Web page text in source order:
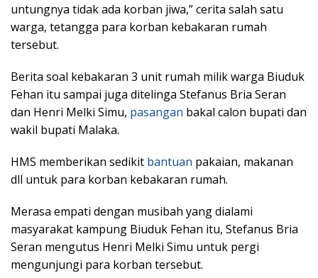
untungnya tidak ada korban jiwa,” cerita salah satu
warga, tetangga para korban kebakaran rumah
tersebut.
Berita soal kebakaran 3 unit rumah milik warga Biuduk
Fehan itu sampai juga ditelinga Stefanus Bria Seran
dan Henri Melki Simu, pasangan bakal calon bupati dan
wakil bupati Malaka.
HMS memberikan sedikit bantuan pakaian, makanan
dll untuk para korban kebakaran rumah.
Merasa empati dengan musibah yang dialami
masyarakat kampung Biuduk Fehan itu, Stefanus Bria
Seran mengutus Henri Melki Simu untuk pergi
mengunjungi para korban tersebut.